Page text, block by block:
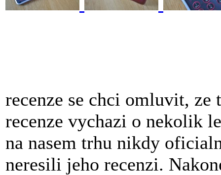
recenze se chci omluvit, ze
recenze vychazi o nekolik
na nasem trhu nikdy
neresili jeho recenzi.